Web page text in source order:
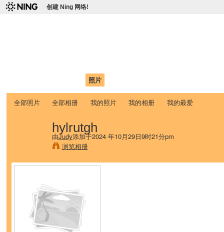
创建 Ning 网络!
照片
全部照片 全部相册 我的照片 我的相册 我的最爱
hylrutgh
由Judy添加于2024 年10月29日9时21分pm
浏览相册